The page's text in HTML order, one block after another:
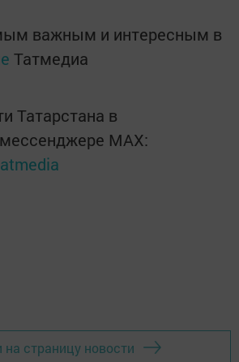
важным и интересным в
Татмедиа
Татарстана в
MАХ:
на страницу новости